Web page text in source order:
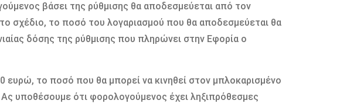
βάσει της ρύθμισης θα αποδεσμεύεται από τον
σχέδιο, το ποσό του λογαριασμού που θα αποδεσμεύεται θα
δόσης της ρύθμισης που πληρώνει στην Εφορία ο
ευρώ, το ποσό που θα μπορεί να κινηθεί στον μπλοκαρισμένο
υποθέσουμε ότι φορολογούμενος έχει ληξιπρόθεσμες